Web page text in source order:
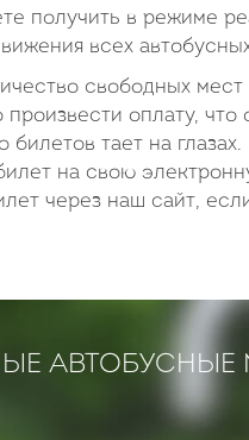
получить в режиме
всех
свободных
произвести оплату,
билетов тает на глазах.
на свою
через наш сайт,